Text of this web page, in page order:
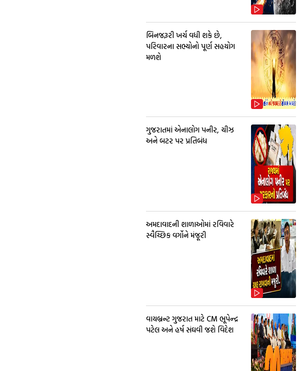
બિનજરૂરી ખર્ચ વધી શકે છે,
પરિવારના સભ્યોનો પૂર્ણ સહયોગ
મળશે
ગુજરાતમાં એનાલોગ પનીર, ચીઝ
અને બટર પર પ્રતિબંધ
અમદાવાદની શાળાઓમાં રવિવારે
સ્વૈચ્છિક વર્ગોને મંજૂરી
વાયબ્રન્ટ ગુજરાત માટે CM ભૂપેન્દ્ર
પટેલ અને હર્ષ સંઘવી જશે વિદેશ